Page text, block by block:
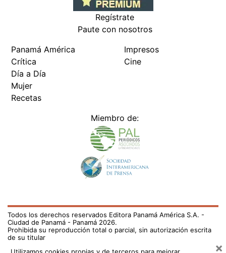
Regístrate
Paute con nosotros
Panamá América
Crítica
Día a Día
Mujer
Recetas
Impresos
Cine
Miembro de:
Todos los derechos reservados Editora Panamá América S.A. -
Ciudad de Panamá - Panamá 2026.
Prohibida su reproducción total o parcial, sin autorización escrita
de su titular
×